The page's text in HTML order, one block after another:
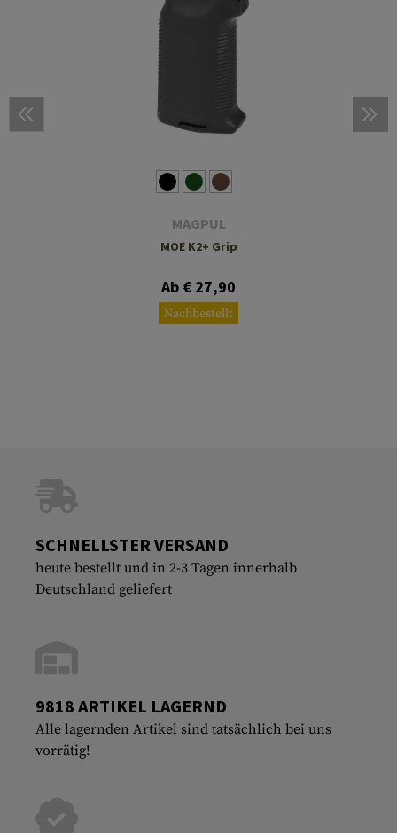
MAGPUL
MOE K2+ Grip
Ab € 27,90
Nachbestellt
SCHNELLSTER VERSAND
heute bestellt und in 2-3 Tagen innerhalb
Deutschland geliefert
9818 ARTIKEL LAGERND
Alle lagernden Artikel sind tatsächlich bei uns
vorrätig!